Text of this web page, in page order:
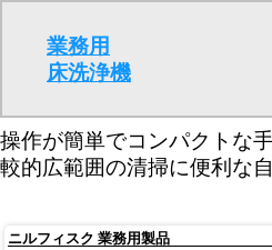
業務用
床洗浄機
操作が簡単でコンパクトな
較的広範囲の清掃に便利な
ニルフィスク 業務用製品